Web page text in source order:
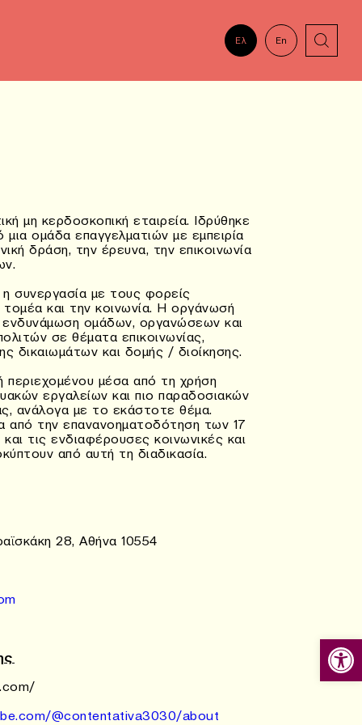
Ελ En
μη κερδοσκοπική εταιρεία. Ιδρύθηκε
ομάδα επαγγελματιών με εμπειρία
δράση, την έρευνα, την επικοινωνία
συνεργασία με τους φορείς
τομέα και την κοινωνία. Η οργάνωσή
ομάδων, οργανώσεων και
σε θέματα επικοινωνίας,
δικαιωμάτων και δομής / διοίκησης.
περιεχομένου μέσα από τη χρήση
εργαλείων και πιο παραδοσιακών
ανάλογα με το εκάστοτε θέμα.
από την επανανοηματοδότηση των 17
τις ενδιαφέρουσες κοινωνικές και
από αυτή τη διαδικασία.
28, Αθήνα 10554
@contentativa3030/about